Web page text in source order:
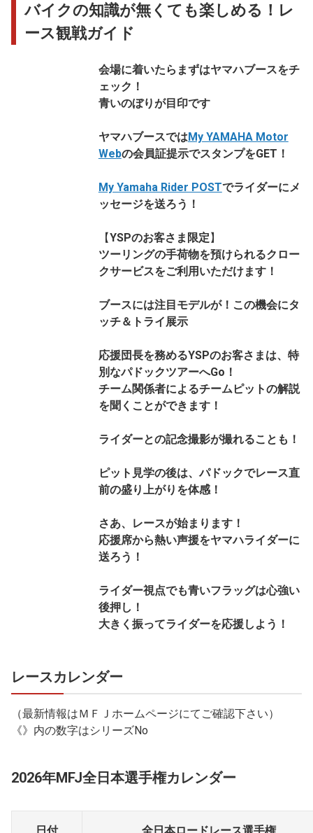
バイクの知識が無くても楽しめる！レ
ース観戦ガイド
会場に着いたらまずはヤマハブースをチ
ェック！
青いのぼりが目印です
ヤマハブースではMy YAMAHA Motor
Webの会員証提示でスタンプをGET！
My Yamaha Rider POSTでライダーにメ
ッセージを送ろう！
【YSPのお客さま限定】
ツーリングの手荷物を預けられるクロー
クサービスをご利用いただけます！
ブースには注目モデルが！この機会にタ
ッチ＆トライ展示
応援団長を務めるYSPのお客さまは、特
別なパドックツアーへGo！
チーム関係者によるチームピットの解説
を聞くことができます！
ライダーとの記念撮影が撮れることも！
ピット見学の後は、パドックでレース直
前の盛り上がりを体感！
さあ、レースが始まります！
応援席から熱い声援をヤマハライダーに
送ろう！
ライダー視点でも青いフラッグは心強い
後押し！
大きく振ってライダーを応援しよう！
レースカレンダー
（最新情報はＭＦＪホームページにてご確認下さい）
《》内の数字はシリーズNo
2026年MFJ全日本選手権カレンダー